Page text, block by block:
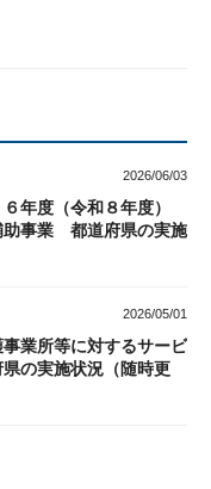
2026/06/03
６年度（令和８年度）
助事業 都道府県の実施
2026/05/01
事業所等に対するサービ
の実施状況（随時更